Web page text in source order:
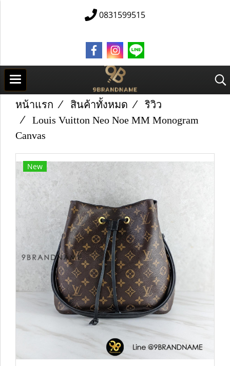
0831599515
หน้าแรก สินค้าทั้งหมด
ริวิว
Louis Vuitton Neo Noe MM Monogram
Canvas
New